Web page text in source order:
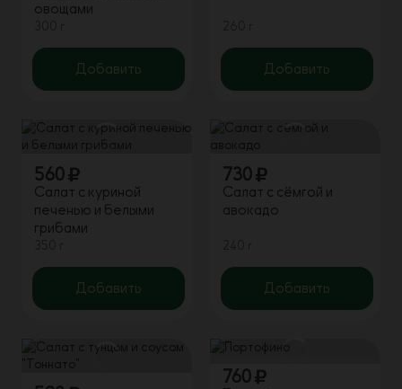
овощами
Добавить Добавить
560
Салат с куриной
печенью и белыми
грибами
Добавить
730
Салат с сёмгой и
авокадо
Добавить
760